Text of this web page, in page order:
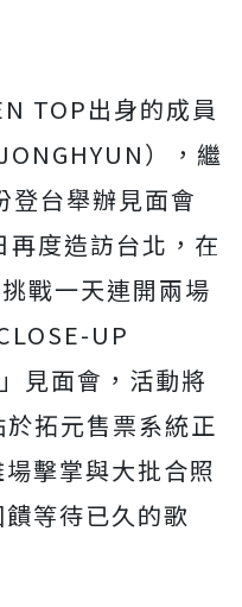
TOP出身的成員
）， 繼
台舉辦見面會
度造訪台北，在
戰一天連開兩場
UP
見面會，活動將
拓元售票系統正
擊掌與大批合照
等待已久的歌